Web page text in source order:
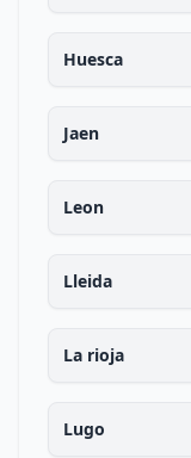
Huesca
Jaen
Leon
Lleida
La rioja
Lugo